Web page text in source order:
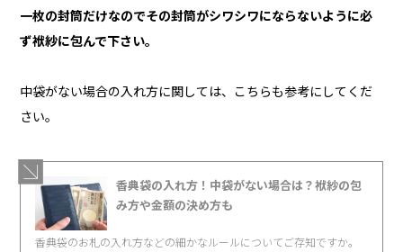
一枚の封筒だけなのでその封筒がシワシワにならないように必
ず袱紗に包んで下さい。
中袋がない場合の入れ方に関しては、こちらも参考にしてくだ
さい。
香典袋の入れ方！中袋がない場合は？袱紗の包
み方や金額の決め方も
香典袋のお札の入れ方などの細かなルールについてご存知ですか。